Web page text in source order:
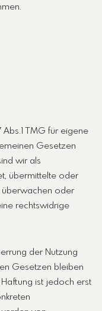
TMG für eigene
Gesetzen
wir als
übermittelte oder
überwachen oder
rechtswidrige
der Nutzung
Gesetzen bleiben
ist jedoch erst